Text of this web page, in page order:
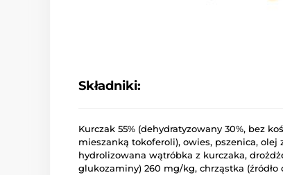
Składniki:
Kurczak 55% (dehydratyzowany 30%, bez
mieszanką tokoferoli), owies, pszenica, olej
hydrolizowana wątróbka z kurczaka,
glukozaminy) 260 mg/kg, chrząstka